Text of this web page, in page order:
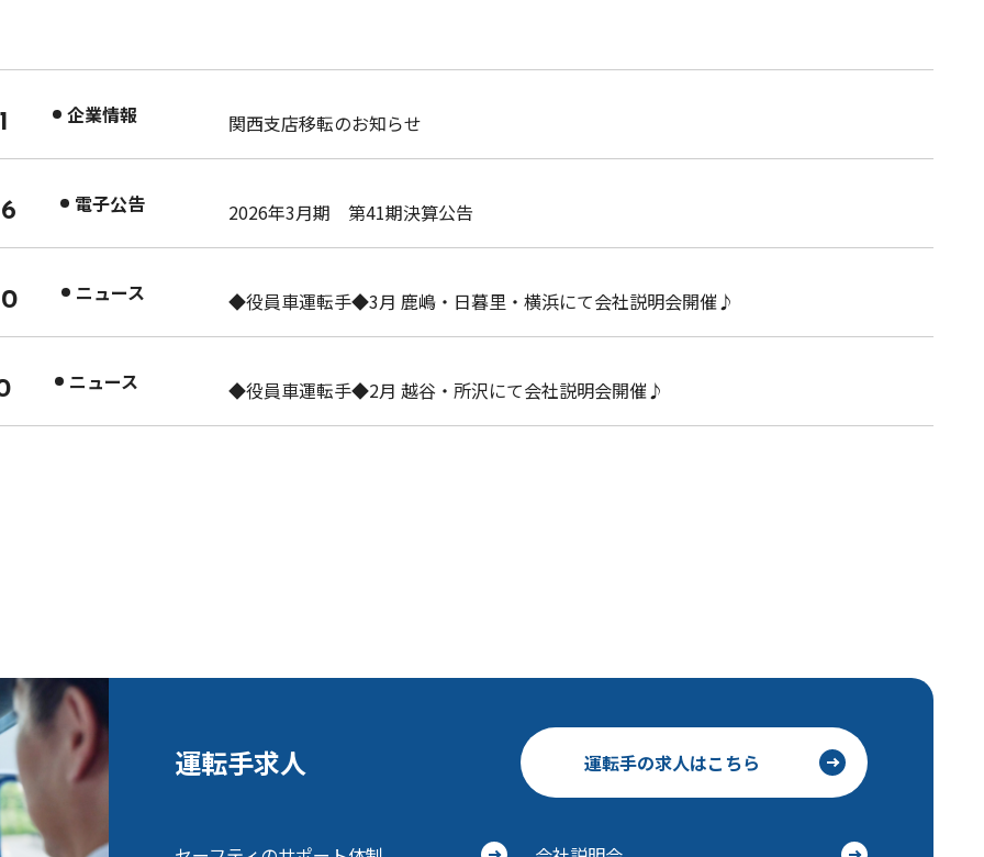
企業情報 関西支店移転のお知らせ
電子公告 2026年3月期 第41期決算公告
ニュース ◆役員車運転手◆3月 鹿嶋・日暮里・横浜にて会社説明会開催♪
ニュース ◆役員車運転手◆2月 越谷・所沢にて会社説明会開催♪
運転手求人 運転手の求人はこちら